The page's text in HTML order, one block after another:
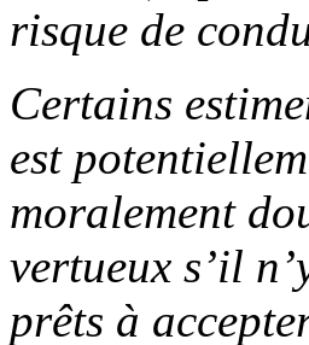
risque de
Certains
est
moralement
vertueux s’il
prêts à